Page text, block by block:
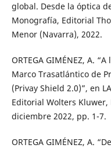
global. Desde la óptica
Monografía, Editorial
Menor (Navarra), 2022.
ORTEGA GIMÉNEZ, A.
Marco Trasatlántico de
(Privay Shield 2.0)”, en
Editorial Wolters Kluwer,
diciembre 2022, pp. 1-7.
ORTEGA GIMÉNEZ, A.